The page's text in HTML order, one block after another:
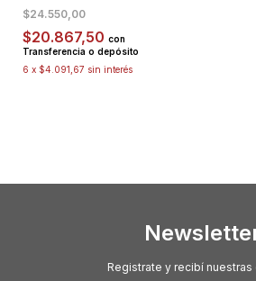
$24.550,00
$20.867,50 con
Transferencia o depósito
6 x $4.091,67 sin interés
Registrate y recibí nuestras